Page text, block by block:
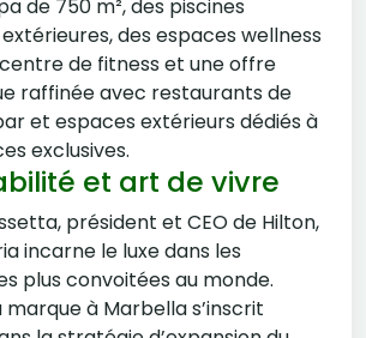
de 750 m², des piscines
des espaces wellness
de fitness et une offre
raffinée avec restaurants de
et espaces extérieurs dédiés à
exclusives.
et art de vivre
président et CEO de Hilton,
incarne le luxe dans les
plus convoitées au monde.
marque à Marbella s’inscrit